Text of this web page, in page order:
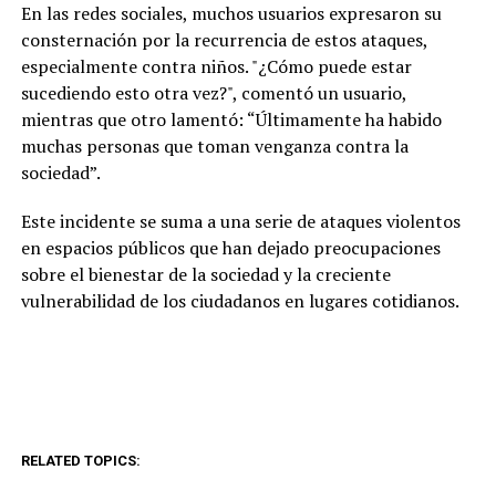
En las redes sociales, muchos usuarios expresaron su
consternación por la recurrencia de estos ataques,
especialmente contra niños. "¿Cómo puede estar
sucediendo esto otra vez?", comentó un usuario,
mientras que otro lamentó: “Últimamente ha habido
muchas personas que toman venganza contra la
sociedad”.
Este incidente se suma a una serie de ataques violentos
en espacios públicos que han dejado preocupaciones
sobre el bienestar de la sociedad y la creciente
vulnerabilidad de los ciudadanos en lugares cotidianos.
RELATED TOPICS: